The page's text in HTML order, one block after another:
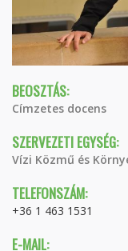
BEOSZTÁS:
Címzetes docens
SZERVEZETI EGYSÉG:
Vízi Közmű és
TELEFONSZÁM:
+36 1 463 1531
E-MAIL: